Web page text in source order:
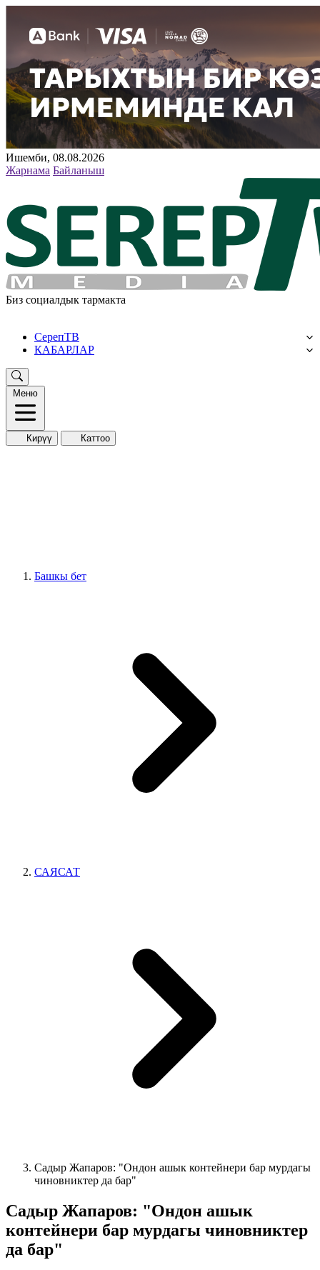
Ишемби, 08.08.2026
Жарнама Байланыш
Биз социалдык тармакта
СерепТВ
КАБАРЛАР
Меню
Кирүү Каттоо
Башкы бет
САЯСАТ
Садыр Жапаров: "Ондон ашык контейнери бар мурдагы
чиновниктер да бар"
Садыр Жапаров: "Ондон ашык
контейнери бар мурдагы чиновниктер
да бар"